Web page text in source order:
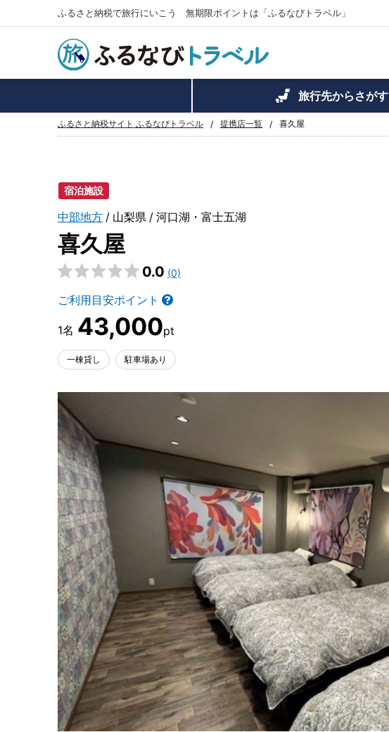
ふるさと納税で旅行にいこう 無期限ポイントは「ふるなびトラベル」
旅行先からさがす
ふるさと納税サイト ふるなびトラベル 提携店一覧 喜久屋
宿泊施設
中部地方 山梨県 河口湖・富士五湖
喜久屋
0.0 (0)
ご利用目安ポイント
43,000
一棟貸し 駐車場あり